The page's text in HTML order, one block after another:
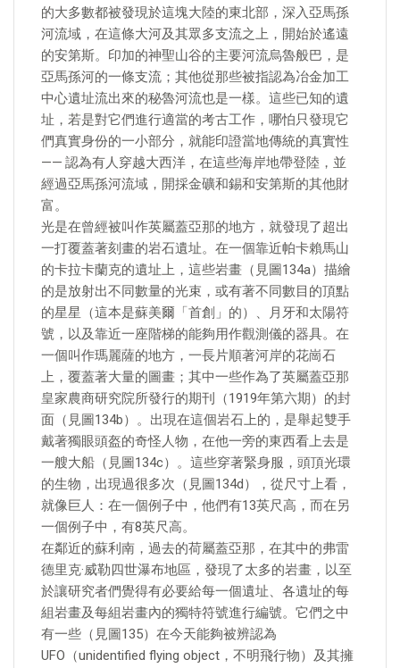
的大多數都被發現於這塊大陸的東北部，深入亞馬孫
河流域，在這條大河及其眾多支流之上，開始於遙遠
的安第斯。印加的神聖山谷的主要河流烏魯般巴，是
亞馬孫河的一條支流；其他從那些被指認為冶金加工
中心遺址流出來的秘魯河流也是一樣。這些已知的遺
址，若是對它們進行適當的考古工作，哪怕只發現它
們真實身份的一小部分，就能印證當地傳統的真實性
—— 認為有人穿越大西洋，在這些海岸地帶登陸，並
經過亞馬孫河流域，開採金礦和錫和安第斯的其他財
富。
光是在曾經被叫作英屬蓋亞那的地方，就發現了超出
一打覆蓋著刻畫的岩石遺址。在一個靠近帕卡賴馬山
的卡拉卡蘭克的遺址上，這些岩畫（見圖134a）描繪
的是放射出不同數量的光束，或有著不同數目的頂點
的星星（這本是蘇美爾「首創」的）、月牙和太陽符
號，以及靠近一座階梯的能夠用作觀測儀的器具。在
一個叫作瑪麗薩的地方，一長片順著河岸的花崗石
上，覆蓋著大量的圖畫；其中一些作為了英屬蓋亞那
皇家農商研究院所發行的期刊（1919年第六期）的封
面（見圖134b）。出現在這個岩石上的，是舉起雙手
戴著獨眼頭盔的奇怪人物，在他一旁的東西看上去是
一艘大船（見圖134c）。這些穿著緊身服，頭頂光環
的生物，出現過很多次（見圖134d），從尺寸上看，
就像巨人：在一個例子中，他們有13英尺高，而在另
一個例子中，有8英尺高。
在鄰近的蘇利南，過去的荷屬蓋亞那，在其中的弗雷
德里克·威勒四世瀑布地區，發現了太多的岩畫，以至
於讓研究者們覺得有必要給每一個遺址、各遺址的每
組岩畫及每組岩畫內的獨特符號進行編號。它們之中
有一些（見圖135）在今天能夠被辨認為
UFO（unidentified flying object，不明飛行物）及其擁